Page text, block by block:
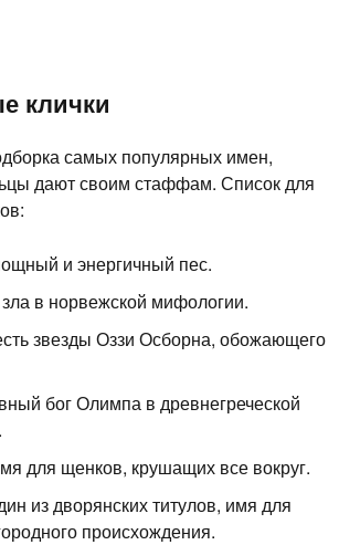
клички
самых популярных имен,
дают своим стаффам. Список для
и энергичный пес.
в норвежской мифологии.
звезды Оззи Осборна, обожающего
бог Олимпа в древнегреческой
для щенков, крушащих все вокруг.
из дворянских титулов, имя для
происхождения.